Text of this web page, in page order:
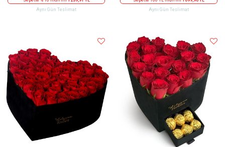
Aynı Gün Teslimat
Aynı Gün Teslimat